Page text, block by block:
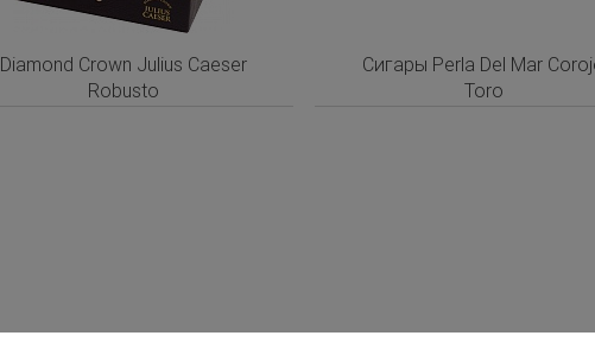
Diamond Crown Julius Caeser
Robusto
Сигары Perla Del Mar
Toro